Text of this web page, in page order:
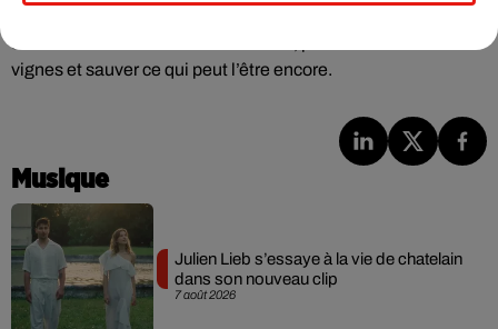
troisième nuit blanche consécutive
vignes et sauver ce qui peut l’être encore.
Musique
7 août 2026
Julien Lieb s’essaye à la vie de chatelain
dans son nouveau clip